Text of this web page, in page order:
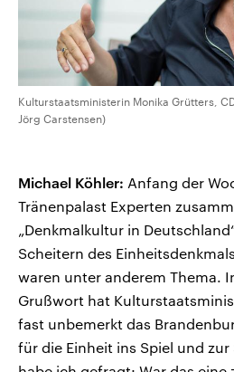
Kulturstaatsministerin Monika Grütters,
Jörg Carstensen)
Michael Köhler: Anfang der
Tränenpalast Experten
„Denkmalkultur in
Scheitern des
waren unter anderem Thema.
Grußwort hat
fast unbemerkt das
für die Einheit ins Spiel und